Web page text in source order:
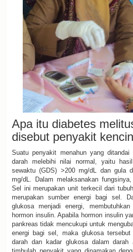
Apa itu diabetes
disebut penyakit
Suatu penyakit menahun yang
darah melebihi nilai normal, yaitu
sewaktu (GDS) >200 mg/dL dan gula
mg/dL. Dalam melaksanakan
Sel ini merupakan unit terkecil dari
merupakan sumber energi bagi sel.
glukosa menjadi energi,
hormon insulin. Apabila hormon insulin
pankreas tidak mencukupi untuk
energi bagi sel, maka glukosa
darah dan kadar glukosa dalam darah